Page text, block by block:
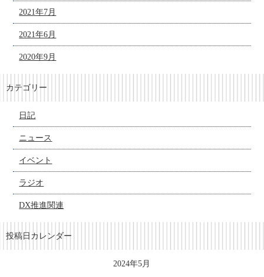
2021年7月
2021年6月
2020年9月
カテゴリー
日記
ニュース
イベント
ラジオ
DX推進関連
投稿日カレンダー
2024年5月